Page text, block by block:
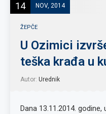
14 NOV, 2014
ŽEPČE
U Ozimici
teška krađa u
Autor: Urednik
Dana 13.11.2014.